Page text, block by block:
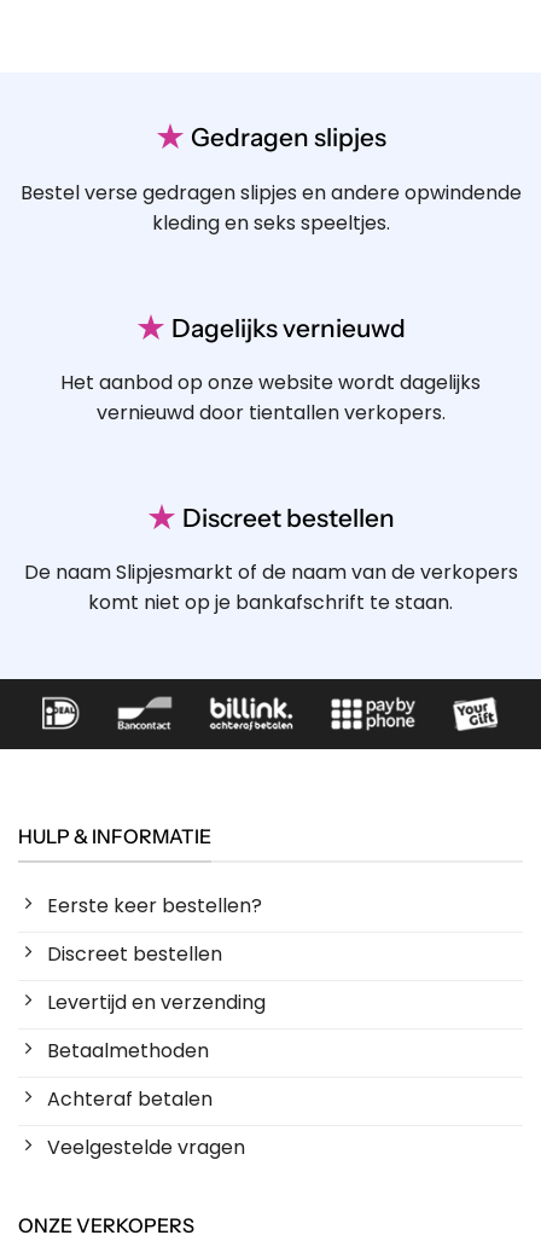
★ Gedragen slipjes
Bestel verse gedragen slipjes en andere opwindende
kleding en seks speeltjes.
★ Dagelijks vernieuwd
Het aanbod op onze website wordt dagelijks
vernieuwd door tientallen verkopers.
★ Discreet bestellen
De naam Slipjesmarkt of de naam van de verkopers
komt niet op je bankafschrift te staan.
HULP & INFORMATIE
Eerste keer bestellen?
Discreet bestellen
Levertijd en verzending
Betaalmethoden
Achteraf betalen
Veelgestelde vragen
ONZE VERKOPERS